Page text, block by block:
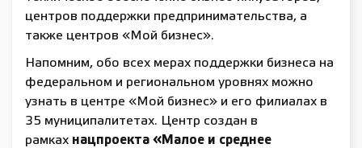
центров поддержки предпринимательства, а
также центров «Мой бизнес».
Напомним, обо всех мерах поддержки бизнеса на
федеральном и региональном уровнях можно
узнать в центре «Мой бизнес» и его филиалах в
35 муниципалитетах. Центр создан в
рамках нацпроекта «Малое и среднее